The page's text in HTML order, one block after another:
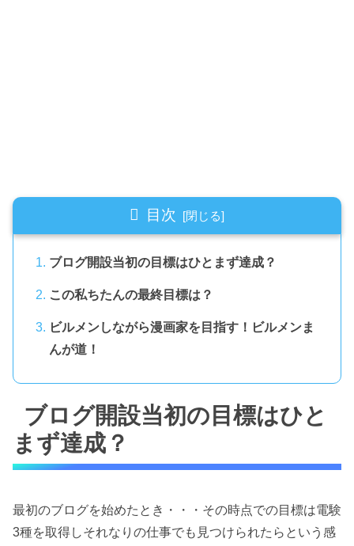
目次
ブログ開設当初の目標はひとまず達成？
この私ちたんの最終目標は？
ビルメンしながら漫画家を目指す！ビルメンま
んが道！
ブログ開設当初の目標はひと
まず達成？
最初のブログを始めたとき・・・その時点での目標は電験
3種を取得しそれなりの仕事でも見つけられたらという感